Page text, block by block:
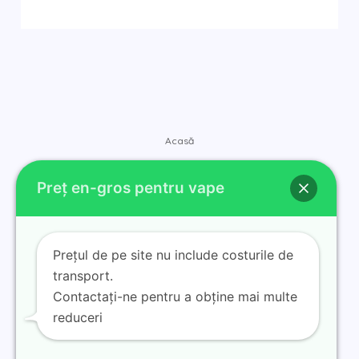
Acasă
Mărci
Contact
Preț en-gros pentru vape
Prețul de pe site nu include costurile de
transport.
Contactați-ne pentru a obține mai multe
reduceri